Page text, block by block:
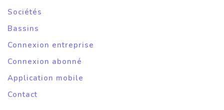
Sociétés
Bassins
Connexion entreprise
Connexion abonné
Application mobile
Contact